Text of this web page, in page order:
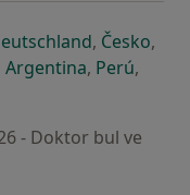
açılır
bir sekmede açılır
yeni bir
, Českoyeni
,
açılıraçılır
bir sekmede açılır
Argentinayeni bir
, Perúyeni
,
- Doktor bul ve